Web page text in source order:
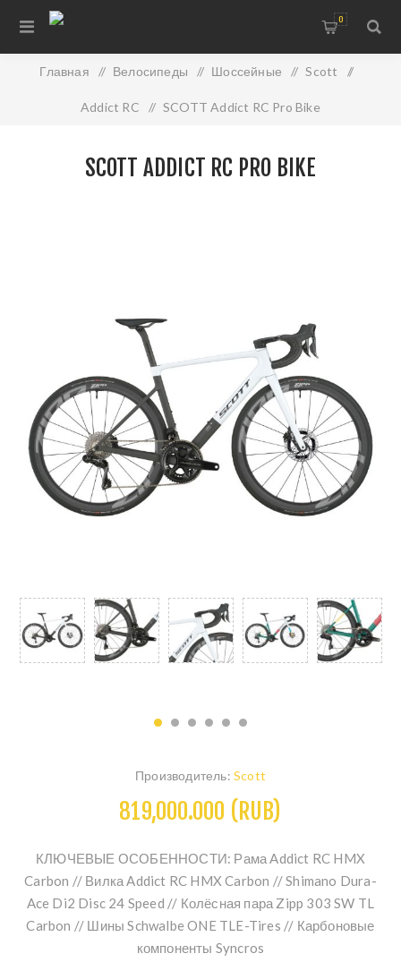
0
Главная / Велосипеды / Шоссейные / Scott /
Addict RC / SCOTT Addict RC Pro Bike
SCOTT ADDICT RC PRO BIKE
Производитель: Scott
819,000.000 (RUB)
КЛЮЧЕВЫЕ ОСОБЕННОСТИ: Рама Addict RC HMX
Carbon // Вилка Addict RC HMX Carbon // Shimano Dura-
Ace Di2 Disc 24 Speed // Колёсная пара Zipp 303 SW TL
Carbon // Шины Schwalbe ONE TLE-Tires // Карбоновые
компоненты Syncros